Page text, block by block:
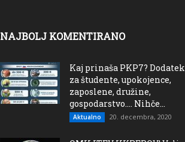
NAJBOLJ KOMENTIRANO
Kaj prinaša PKP7? Dodatek
za študente, upokojence,
zaposlene, družine,
gospodarstvo…. Nihče...
Aktualno 20. decembra, 2020